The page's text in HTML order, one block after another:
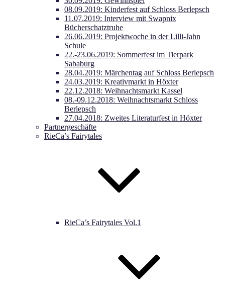
08.09.2019: Kinderfest auf Schloss Berlepsch
11.07.2019: Interview mit Swapnix
Bücherschatztruhe
26.06.2019: Projektwoche in der Lilli-Jahn
Schule
22.-23.06.2019: Sommerfest im Tierpark
Sababurg
28.04.2019: Märchentag auf Schloss Berlepsch
24.03.2019: Kreativmarkt in Höxter
22.12.2018: Weihnachtsmarkt Kassel
08.-09.12.2018: Weihnachtsmarkt Schloss
Berlepsch
27.04.2018: Zweites Literaturfest in Höxter
Partnergeschäfte
RieCa’s Fairytales
RieCa’s Fairytales Vol.1